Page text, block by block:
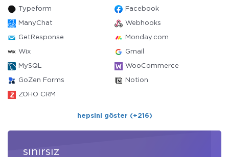
Typeform Facebook
ManyChat Webhooks
GetResponse Monday.com
Wix Gmail
MySQL WooCommerce
GoZen Forms Notion
ZOHO CRM
hepsini göster (+216)
sınırsız